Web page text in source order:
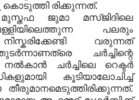
രിക്കുന്നത്.
ജുമാ മസ്ജിദിലെ
പലരും
വരുന്നത്
ചര്‍ച്ചിന്റെ
ചര്‍ച്ചിലെ റെക്ടര്‍
കൂടിയാലോചിച്ച്